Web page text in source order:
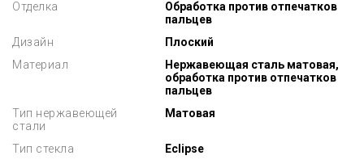
Отделка
Обработка против отпечатков
пальцев
Дизайн
Плоский
Материал
Нержавеющая сталь матовая,
обработка против отпечатков
пальцев
Тип нержавеющей
стали
Матовая
Тип стекла
Eclipse